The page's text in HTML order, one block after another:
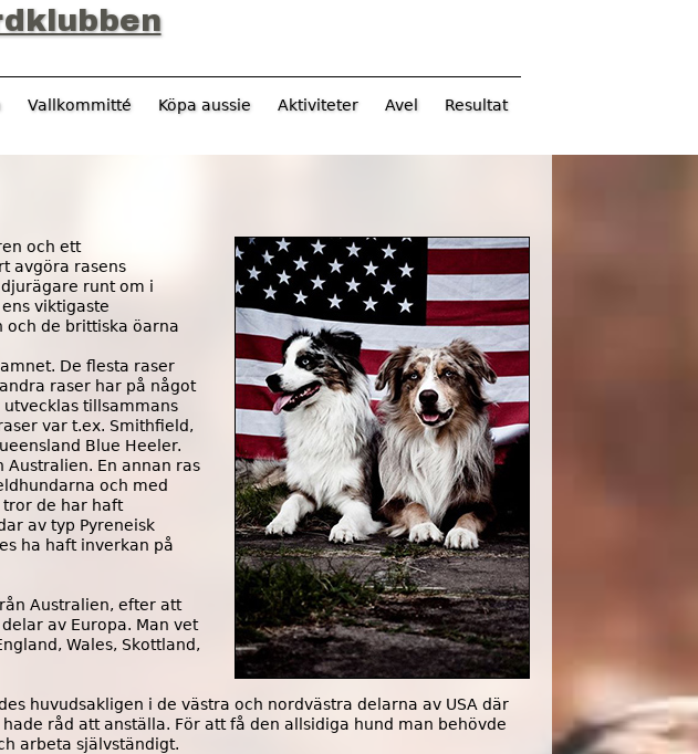
J
n
o
c
h
R
a
r
a
och ett
avgöra rasens
runt om i
viktigaste
och de brittiska öarna
De flesta raser
raser har på något
tillsammans
var t.ex. Smithfield,
Blue Heeler.
En annan ras
och med
tror de har haft
av typ Pyreneisk
ha haft inverkan på
Australien, efter att
av Europa. Man vet
Wales, Skottland,
huvudsakligen i de västra och nordvästra delarna av USA där
råd att anställa. För att få den allsidiga hund man behövde
arbeta självständigt.
Vallkommitté Köpa aussie Aktiviteter Avel Resultat